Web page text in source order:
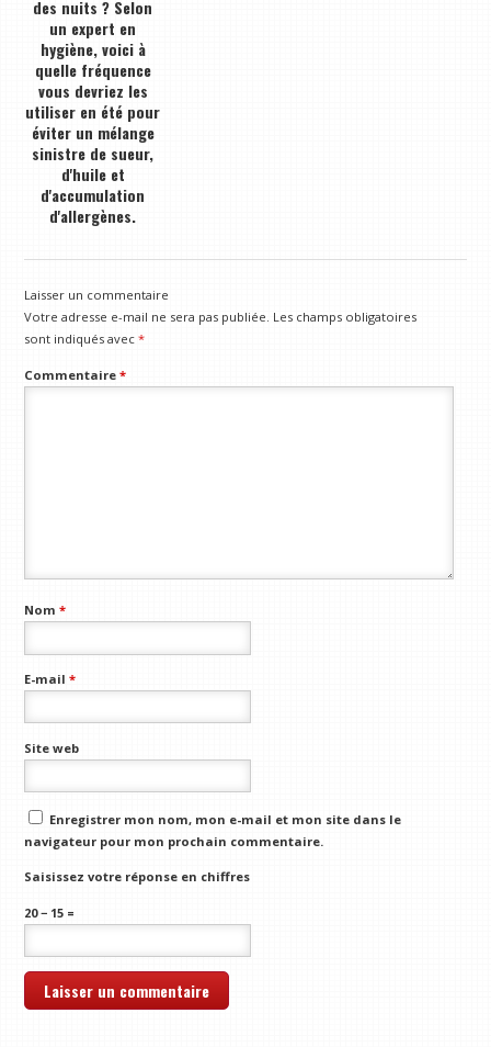
des nuits ? Selon
un expert en
hygiène, voici à
quelle fréquence
vous devriez les
utiliser en été pour
éviter un mélange
sinistre de sueur,
d'huile et
d'accumulation
d'allergènes.
Laisser un commentaire
Votre adresse e-mail ne sera pas publiée. Les champs obligatoires
sont indiqués avec*
Commentaire*
Nom*
E-mail*
Site web
Enregistrer mon nom, mon e-mail et mon site dans le
navigateur pour mon prochain commentaire.
Saisissez votre réponse en chiffres
20 − 15 =